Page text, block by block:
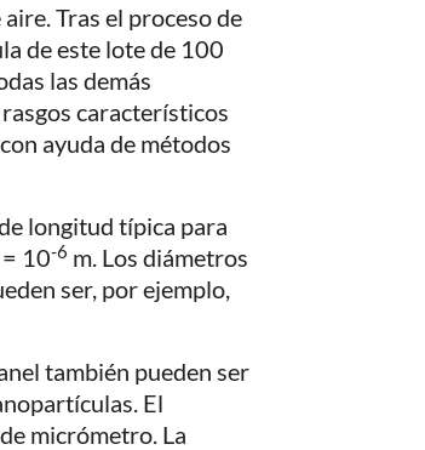
Tras el proceso de
de este lote de 100
las demás
característicos
ayuda de métodos
longitud típica para
10-6 m. Los diámetros
ser, por ejemplo,
también pueden ser
El
micrómetro. La